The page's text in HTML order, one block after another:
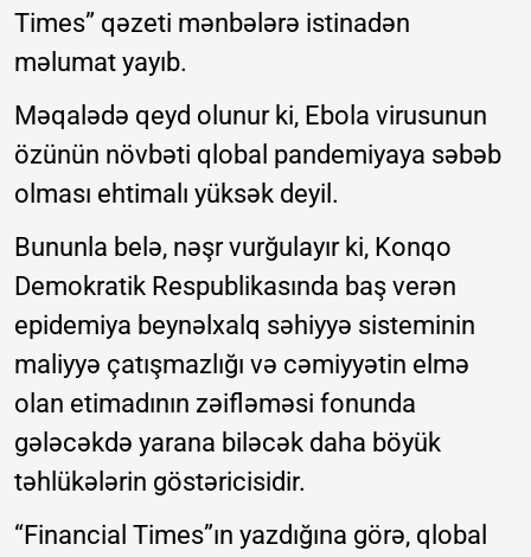
Times” qəzeti mənbələrə istinadən
məlumat yayıb.
Məqalədə qeyd olunur ki, Ebola virusunun
özünün növbəti qlobal pandemiyaya səbəb
olması ehtimalı yüksək deyil.
Bununla belə, nəşr vurğulayır ki, Konqo
Demokratik Respublikasında baş verən
epidemiya beynəlxalq səhiyyə sisteminin
maliyyə çatışmazlığı və cəmiyyətin elmə
olan etimadının zəifləməsi fonunda
gələcəkdə yarana biləcək daha böyük
təhlükələrin göstəricisidir.
“Financial Times”ın yazdığına görə, qlobal